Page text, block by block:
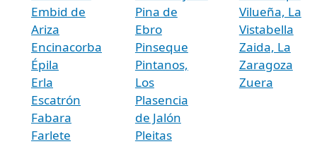
Embid de
Ariza
Encinacorba
Épila
Erla
Escatrón
Fabara
Farlete
Pina de
Ebro
Pinseque
Pintanos,
Los
Plasencia
de Jalón
Pleitas
Vilueña, La
Vistabella
Zaida, La
Zaragoza
Zuera